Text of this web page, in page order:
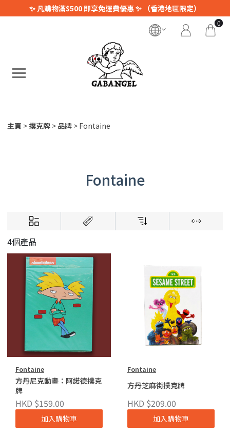
✨ 凡購物滿$500 即享免運費優惠 ✨ （香港地區限定）
0
主頁 撲克牌 品牌 Fontaine
Fontaine
4個產品
Fontaine
方丹尼克動畫：阿諾德撲克
牌
HKD $159.00
加入購物車
Fontaine
方丹芝麻街撲克牌
HKD $209.00
加入購物車